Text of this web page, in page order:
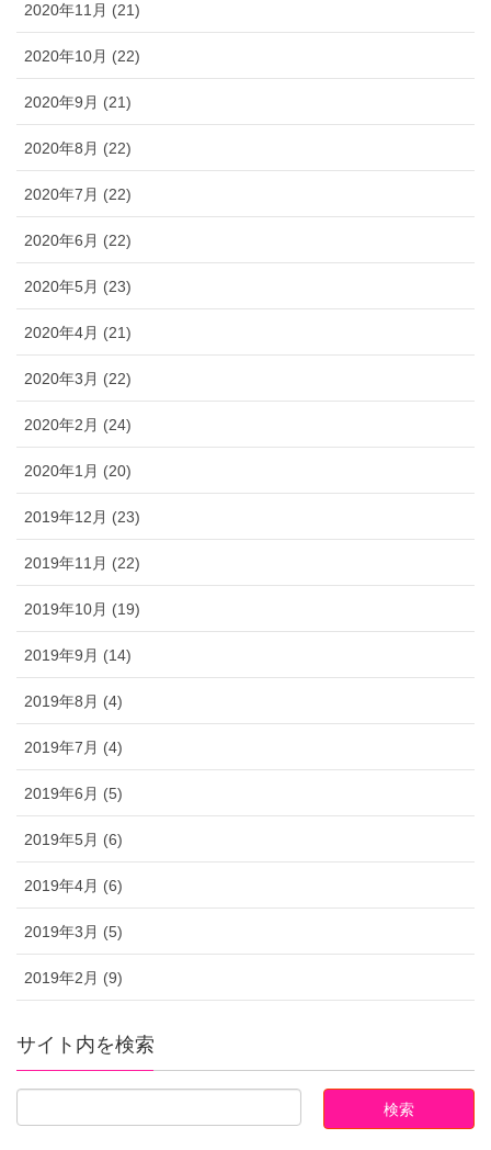
2020年11月 (21)
2020年10月 (22)
2020年9月 (21)
2020年8月 (22)
2020年7月 (22)
2020年6月 (22)
2020年5月 (23)
2020年4月 (21)
2020年3月 (22)
2020年2月 (24)
2020年1月 (20)
2019年12月 (23)
2019年11月 (22)
2019年10月 (19)
2019年9月 (14)
2019年8月 (4)
2019年7月 (4)
2019年6月 (5)
2019年5月 (6)
2019年4月 (6)
2019年3月 (5)
2019年2月 (9)
サイト内を検索